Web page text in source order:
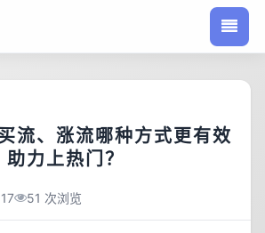
流、涨流哪种方式更有效
助力上热门？
51 次浏览